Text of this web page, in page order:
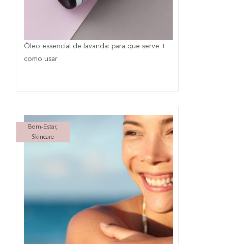
Óleo essencial de lavanda: para que serve +
como usar
Bem-Estar,
Skincare